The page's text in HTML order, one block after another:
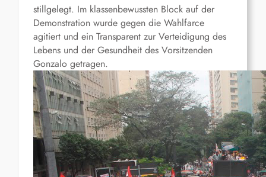
stillgelegt. Im klassenbewussten Block auf der
Demonstration wurde gegen die Wahlfarce
agitiert und ein Transparent zur Verteidigung des
Lebens und der Gesundheit des Vorsitzenden
Gonzalo getragen.